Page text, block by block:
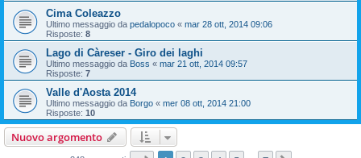
Cima Coleazzo
Ultimo messaggio da pedalopoco « mar 28 ott, 2014 09:06
Risposte: 8
Lago di Càreser - Giro dei laghi
Ultimo messaggio da Boss « mar 21 ott, 2014 09:57
Risposte: 7
Valle d'Aosta 2014
Ultimo messaggio da Borgo « mer 08 ott, 2014 21:00
Risposte: 10
Nuovo argomento